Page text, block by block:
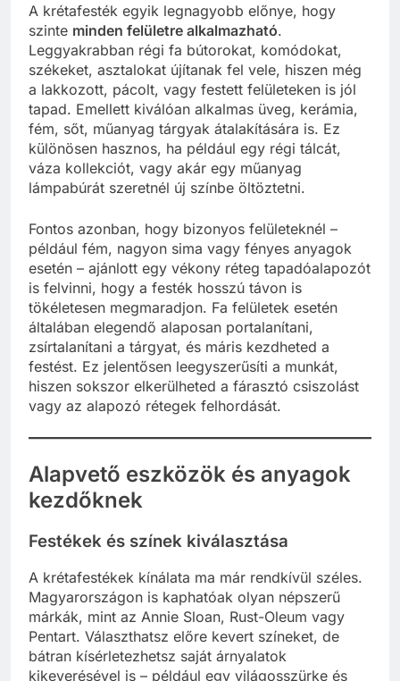
A krétafesték egyik legnagyobb előnye, hogy
szinte minden felületre alkalmazható.
Leggyakrabban régi fa bútorokat, komódokat,
székeket, asztalokat újítanak fel vele, hiszen még
a lakkozott, pácolt, vagy festett felületeken is jól
tapad. Emellett kiválóan alkalmas üveg, kerámia,
fém, sőt, műanyag tárgyak átalakítására is. Ez
különösen hasznos, ha például egy régi tálcát,
váza kollekciót, vagy akár egy műanyag
lámpabúrát szeretnél új színbe öltöztetni.
Fontos azonban, hogy bizonyos felületeknél –
például fém, nagyon sima vagy fényes anyagok
esetén – ajánlott egy vékony réteg tapadóalapozót
is felvinni, hogy a festék hosszú távon is
tökéletesen megmaradjon. Fa felületek esetén
általában elegendő alaposan portalanítani,
zsírtalanítani a tárgyat, és máris kezdheted a
festést. Ez jelentősen leegyszerűsíti a munkát,
hiszen sokszor elkerülheted a fárasztó csiszolást
vagy az alapozó rétegek felhordását.
Alapvető eszközök és anyagok
kezdőknek
Festékek és színek kiválasztása
A krétafestékek kínálata ma már rendkívül széles.
Magyarországon is kaphatóak olyan népszerű
márkák, mint az Annie Sloan, Rust-Oleum vagy
Pentart. Választhatsz előre kevert színeket, de
bátran kísérletezhetsz saját árnyalatok
kikeverésével is – például egy világosszürke és